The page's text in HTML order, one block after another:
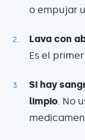
o empujar
Lava con
Es el
Si hay
limpio. No